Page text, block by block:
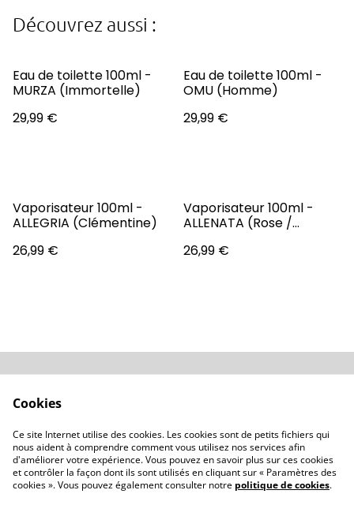
Découvrez aussi :
Eau de toilette 100ml -
MURZA (Immortelle)
29,99 €
Eau de toilette 100ml -
OMU (Homme)
29,99 €
Vaporisateur 100ml -
ALLEGRIA (Clémentine)
26,99 €
Vaporisateur 100ml -
ALLENATA (Rose /
26,99 €
Politique de cookies
Revendeurs
Contactez-nous
Cookies
Ce site Internet utilise des cookies. Les cookies sont de petits fichiers qui
nous aident à comprendre comment vous utilisez nos services afin
d'améliorer votre expérience. Vous pouvez en savoir plus sur ces cookies
et contrôler la façon dont ils sont utilisés en cliquant sur « Paramètres des
cookies ». Vous pouvez également consulter notre politique de cookies.